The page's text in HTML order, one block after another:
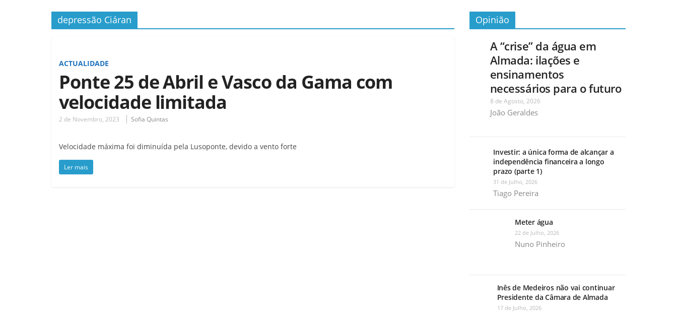
depressão Ciáran
ACTUALIDADE
Ponte 25 de Abril e Vasco da Gama com
velocidade limitada
2 de Novembro, 2023 Sofia Quintas
Velocidade máxima foi diminuída pela Lusoponte, devido a vento forte
Ler mais
Opinião
A “crise” da água em
Almada: ilações e
ensinamentos
necessários para o futuro
8 de Agosto, 2026
João Geraldes
Investir: a única forma de alcançar a
independência financeira a longo
prazo (parte 1)
31 de Julho, 2026
Tiago Pereira
Meter água
22 de Julho, 2026
Nuno Pinheiro
Inês de Medeiros não vai continuar
Presidente da Câmara de Almada
17 de Julho, 2026